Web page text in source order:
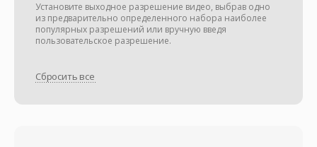
Установите выходное разрешение видео, выбрав одно
из предварительно определенного набора наиболее
популярных разрешений или вручную введя
пользовательское разрешение.
Сбросить все